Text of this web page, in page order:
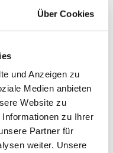
Über Cookies
und Anzeigen zu
Medien anbieten
Website zu
zu Ihrer
Partner für
weiter. Unsere